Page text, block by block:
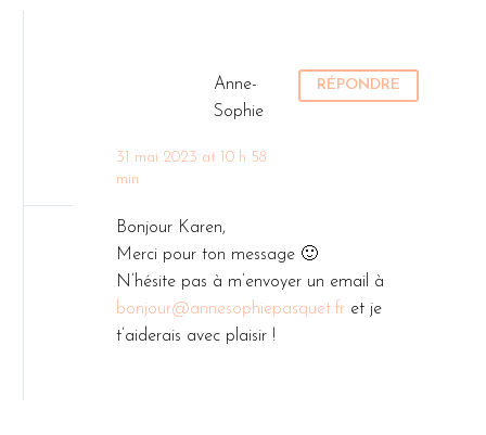
Anne-
Sophie
31 mai 2023 at 10 h 58
min
RÉPONDRE
Bonjour Karen,
Merci pour ton message 🙂
N’hésite pas à m’envoyer un email à
bonjour@annesophiepasquet.fr et je
t’aiderais avec plaisir !